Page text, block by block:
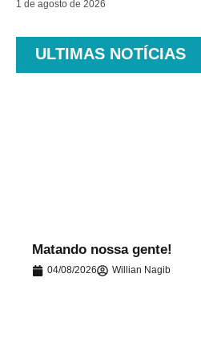
1 de agosto de 2026
ULTIMAS NOTÍCIAS
Matando nossa gente!
04/08/2026 Willian Nagib